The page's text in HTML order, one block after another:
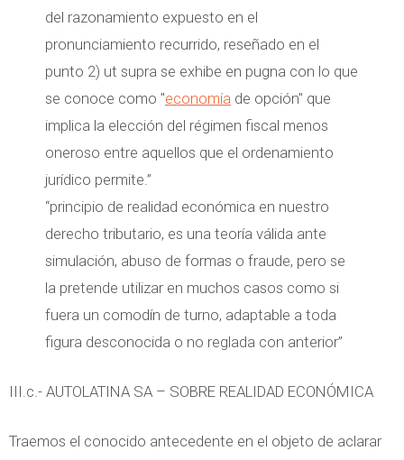
del razonamiento expuesto en el
pronunciamiento recurrido, reseñado en el
punto 2) ut supra se exhibe en pugna con lo que
se conoce como "economía de opción" que
implica la elección del régimen fiscal menos
oneroso entre aquellos que el ordenamiento
jurídico permite.”
“principio de realidad económica en nuestro
derecho tributario, es una teoría válida ante
simulación, abuso de formas o fraude, pero se
la pretende utilizar en muchos casos como si
fuera un comodín de turno, adaptable a toda
figura desconocida o no reglada con anterior”
III.c.- AUTOLATINA SA – SOBRE REALIDAD ECONÓMICA
Traemos el conocido antecedente en el objeto de aclarar